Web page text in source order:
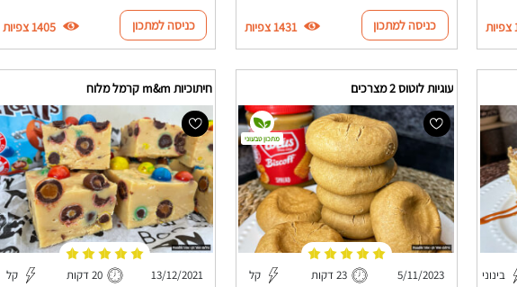
כניסה למתכון 1431 צפיות כניסה למתכון 1405 צפיות
בינוני
עוגיות לוטוס 2 מצרכים
5/11/2023 23 דקות קל
מתכון טבעוני
חיתוכיות m&m קרמל מלוח
13/12/2021 20 דקות קל